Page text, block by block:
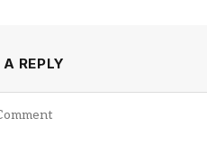
REPLY